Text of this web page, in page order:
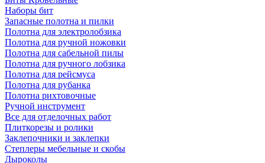
Наборы бит
Запасные полотна и пилки
Полотна для электролобзика
Полотна для ручной ножовки
Полотна для сабельной пилы
Полотна для ручного лобзика
Полотна для рейсмуса
Полотна для рубанка
Полотна рихтовочные
Ручной инструмент
Все для отделочных работ
Плиткорезы и ролики
Заклепочники и заклепки
Степлеры мебельные и скобы
Дыроколы